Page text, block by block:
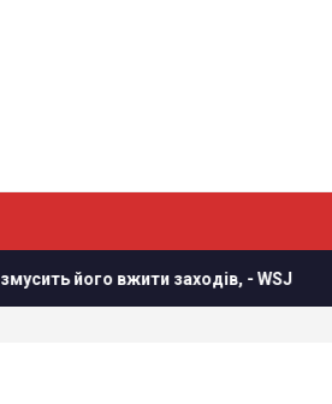
заходів, - WSJ Зеленський